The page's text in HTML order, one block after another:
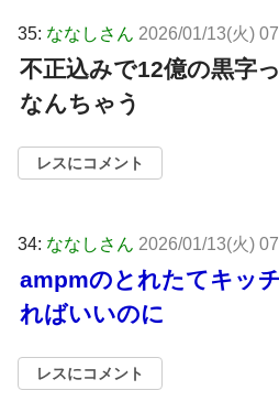
35: ななしさん 2026/01/13(火)
不正込みで12億の黒字
なんちゃう
レスにコメント
34: ななしさん 2026/01/13(火)
ampmのとれたてキッ
ればいいのに
レスにコメント